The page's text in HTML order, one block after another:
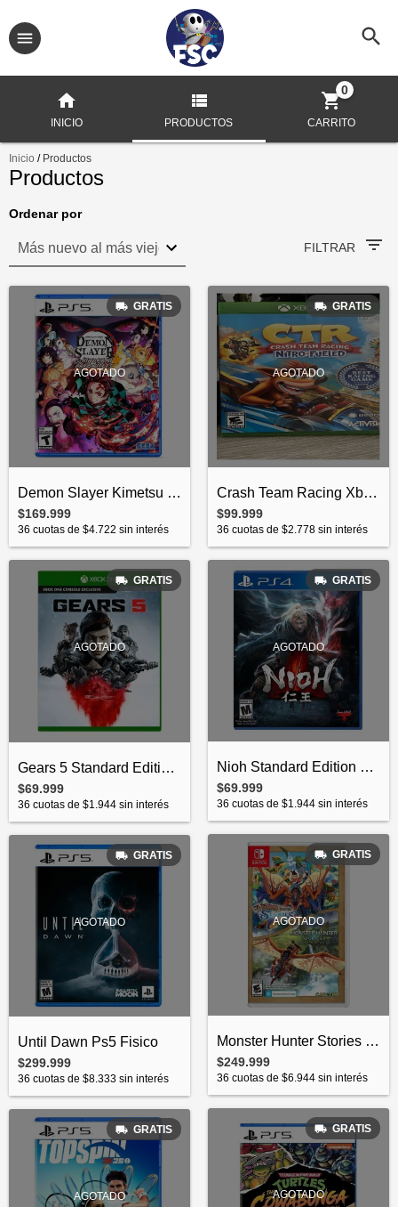
INICIO PRODUCTOS CARRITO
0
Inicio / Productos
Productos
Ordenar por
FILTRAR
AGOTADO
GRATIS
Demon Slayer Kimetsu No Yaiba The Hinoka...
$169.999
36 cuotas de $4.722 sin interés
AGOTADO
GRATIS
Crash Team Racing Xbox One Usado
$99.999
36 cuotas de $2.778 sin interés
AGOTADO
GRATIS
Gears 5 Standard Edition Xbox One Físico
$69.999
36 cuotas de $1.944 sin interés
AGOTADO
GRATIS
Nioh Standard Edition PS4 Físico
$69.999
36 cuotas de $1.944 sin interés
AGOTADO
GRATIS
Until Dawn Ps5 Fisico
$299.999
36 cuotas de $8.333 sin interés
AGOTADO
GRATIS
Monster Hunter Stories Collection Ninten...
$249.999
36 cuotas de $6.944 sin interés
AGOTADO
GRATIS
AGOTADO
GRATIS